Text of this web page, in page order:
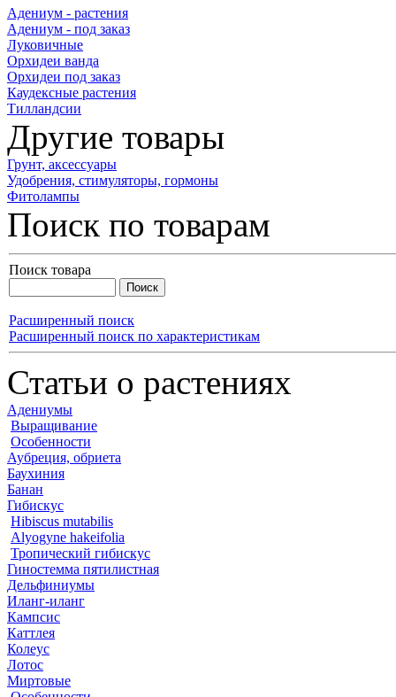
Адениум - растения
Адениум - под заказ
Луковичные
Орхидеи ванда
Орхидеи под заказ
Каудексные растения
Тилландсии
Другие товары
Грунт, аксессуары
Удобрения, стимуляторы, гормоны
Фитолампы
Поиск по товарам
Поиск товара
Расширенный поиск
Расширенный поиск по характеристикам
Статьи о растениях
Адениумы
Выращивание
Особенности
Аубреция, обриета
Баухиния
Банан
Гибискус
Hibiscus mutabilis
Alyogyne hakeifolia
Тропический гибискус
Гиностемма пятилистная
Дельфиниумы
Иланг-иланг
Кампсис
Каттлея
Колеус
Лотос
Миртовые